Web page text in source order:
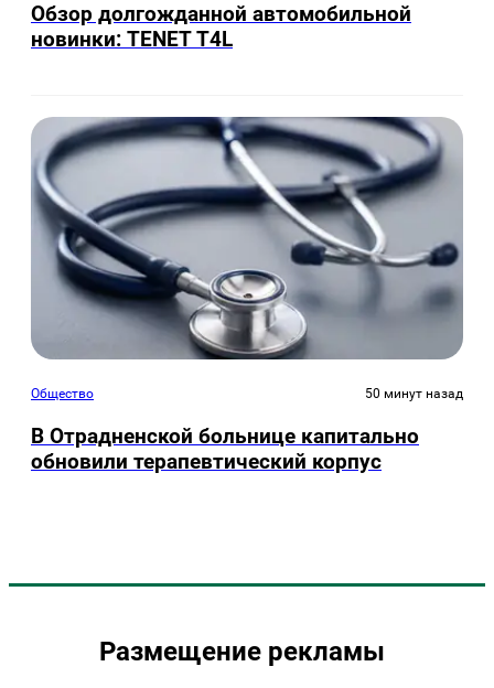
Обзор долгожданной автомобильной
новинки: TENET Т4L
Общество 50 минут назад
В Отрадненской больнице капитально
обновили терапевтический корпус
Размещение рекламы